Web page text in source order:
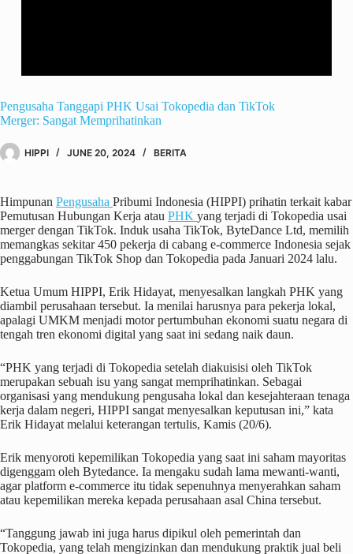
Pengusaha Tanggapi PHK Usai Tokopedia dan TikTok
Merger: Sangat Memprihatinkan
HIPPI JUNE 20, 2024 BERITA
Himpunan Pengusaha Pribumi Indonesia (HIPPI) prihatin terkait kabar
Pemutusan Hubungan Kerja atau PHK yang terjadi di Tokopedia usai
merger dengan TikTok. Induk usaha TikTok, ByteDance Ltd, memilih
memangkas sekitar 450 pekerja di cabang e-commerce Indonesia sejak
penggabungan TikTok Shop dan Tokopedia pada Januari 2024 lalu.
Ketua Umum HIPPI, Erik Hidayat, menyesalkan langkah PHK yang
diambil perusahaan tersebut. Ia menilai harusnya para pekerja lokal,
apalagi UMKM menjadi motor pertumbuhan ekonomi suatu negara di
tengah tren ekonomi digital yang saat ini sedang naik daun.
“PHK yang terjadi di Tokopedia setelah diakuisisi oleh TikTok
merupakan sebuah isu yang sangat memprihatinkan. Sebagai
organisasi yang mendukung pengusaha lokal dan kesejahteraan tenaga
kerja dalam negeri, HIPPI sangat menyesalkan keputusan ini,” kata
Erik Hidayat melalui keterangan tertulis, Kamis (20/6).
Erik menyoroti kepemilikan Tokopedia yang saat ini saham mayoritas
digenggam oleh Bytedance. Ia mengaku sudah lama mewanti-wanti,
agar platform e-commerce itu tidak sepenuhnya menyerahkan saham
atau kepemilikan mereka kepada perusahaan asal China tersebut.
“Tanggung jawab ini juga harus dipikul oleh pemerintah dan
Tokopedia, yang telah mengizinkan dan mendukung praktik jual beli